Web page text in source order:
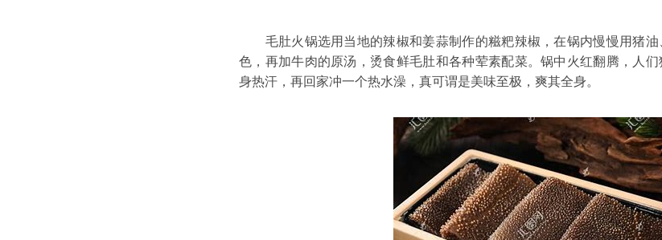
毛肚火锅选用当地的辣椒和姜蒜制作的糍粑辣椒，在锅内慢慢用猪
色，再加牛肉的原汤，烫食鲜毛肚和各种荤素配菜。锅中火红翻腾，人
身热汗，再回家冲一个热水澡，真可谓是美味至极，爽其全身。